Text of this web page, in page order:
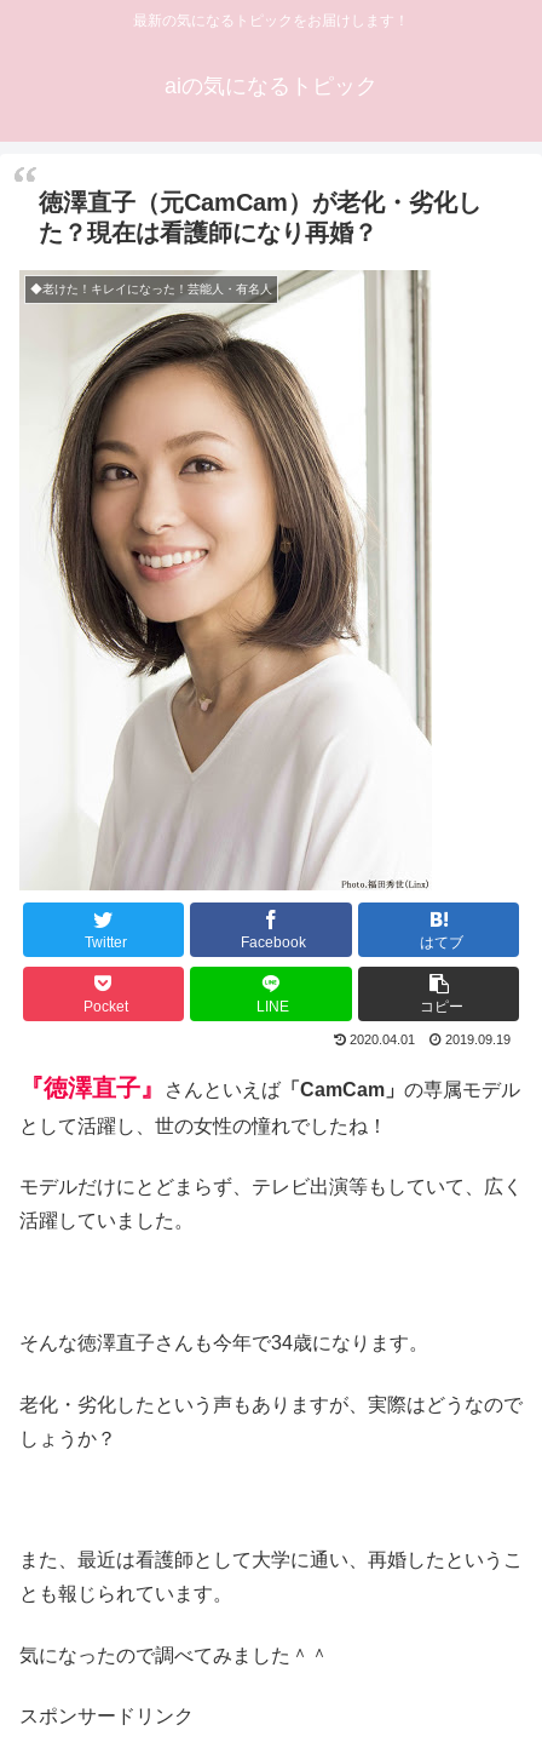
最新の気になるトピックをお届けします！
aiの気になるトピック
徳澤直子（元CamCam）が老化・劣化し
た？現在は看護師になり再婚？
◆老けた！キレイになった！芸能人・有名人
Twitter Facebook はてブ
Pocket LINE コピー
2020.04.01 2019.09.19
『徳澤直子』 さんといえば 「CamCam」 の専属モデル
として活躍し、世の女性の憧れでしたね！
モデルだけにとどまらず、テレビ出演等もしていて、広く
活躍していました。
そんな徳澤直子さんも今年で34歳になります。
老化・劣化したという声もありますが、実際はどうなので
しょうか？
また、最近は看護師として大学に通い、再婚したというこ
とも報じられています。
気になったので調べてみました＾＾
スポンサードリンク